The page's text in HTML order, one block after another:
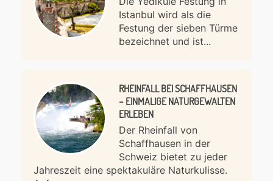
Istanbul wird als die
Festung der sieben Türme
bezeichnet und ist...
RHEINFALL BEI SCHAFFHAUSEN
– EINMALIGE NATURGEWALTEN
ERLEBEN
Der Rheinfall von
Schaffhausen in der
Schweiz bietet zu jeder
Jahreszeit eine spektakuläre Naturkulisse.